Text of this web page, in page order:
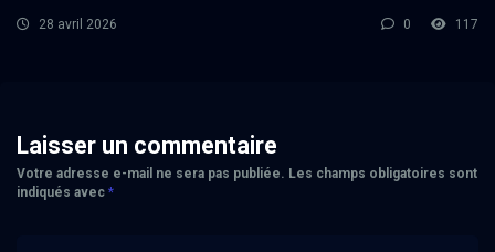
28 avril 2026 0 117
Laisser un commentaire
Votre adresse e-mail ne sera pas publiée. Les champs obligatoires sont
indiqués avec *